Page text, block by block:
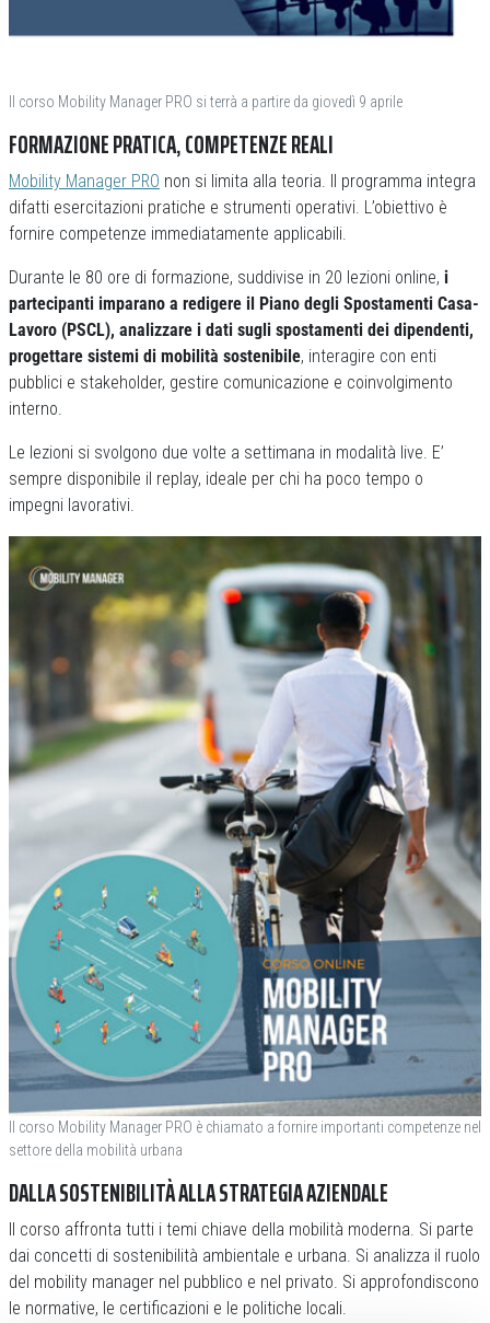
Il corso Mobility Manager PRO si terrà a partire da giovedì 9 aprile
FORMAZIONE PRATICA, COMPETENZE REALI
Mobility Manager PRO non si limita alla teoria. Il programma integra
difatti esercitazioni pratiche e strumenti operativi. L’obiettivo è
fornire competenze immediatamente applicabili.
Durante le 80 ore di formazione, suddivise in 20 lezioni online, i
partecipanti imparano a redigere il Piano degli Spostamenti Casa-
Lavoro (PSCL), analizzare i dati sugli spostamenti dei dipendenti,
progettare sistemi di mobilità sostenibile, interagire con enti
pubblici e stakeholder, gestire comunicazione e coinvolgimento
interno.
Le lezioni si svolgono due volte a settimana in modalità live. E’
sempre disponibile il replay, ideale per chi ha poco tempo o
impegni lavorativi.
Il corso Mobility Manager PRO è chiamato a fornire importanti competenze nel
settore della mobilità urbana
DALLA SOSTENIBILITÀ ALLA STRATEGIA AZIENDALE
Il corso affronta tutti i temi chiave della mobilità moderna. Si parte
dai concetti di sostenibilità ambientale e urbana. Si analizza il ruolo
del mobility manager nel pubblico e nel privato. Si approfondiscono
le normative, le certificazioni e le politiche locali.